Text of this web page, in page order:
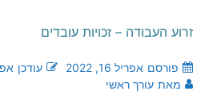
זרוע העבודה – זכויות עובדים
פורסם אפריל 16, 2022 עודכן
מאת עורך ראשי